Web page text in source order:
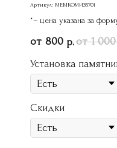
Артикул: МЕМКОМИЗ5701
*– цена указана за
800 р. 1 000
Установка
Скидки